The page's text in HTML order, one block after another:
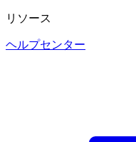
リソース
ヘルプセンター